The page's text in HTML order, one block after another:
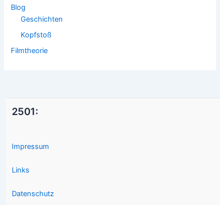
Blog
Geschichten
Kopfstoß
Filmtheorie
2501:
Impressum
Links
Datenschutz